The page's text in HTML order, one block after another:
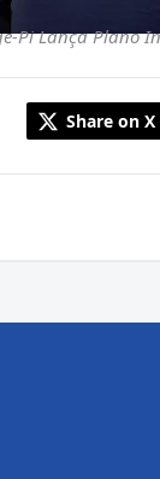
Pi Lança Plano
Share on X